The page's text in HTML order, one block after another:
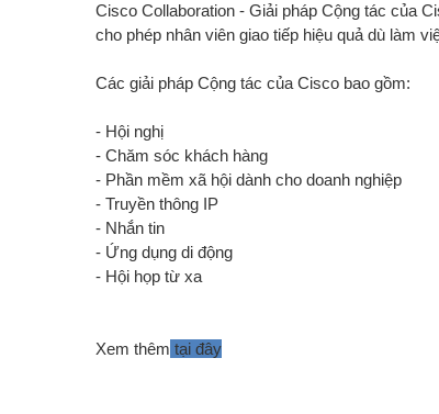
Cisco Collaboration - Giải pháp Cộng tác của
cho phép nhân viên giao tiếp hiệu quả dù làm
Các giải pháp Cộng tác của Cisco bao gồm:
- Hội nghị
- Chăm sóc khách hàng
- Phần mềm xã hội dành cho doanh nghiệp
- Truyền thông IP
- Nhắn tin
- Ứng dụng di động
- Hội họp từ xa
Xem thêm tại đây